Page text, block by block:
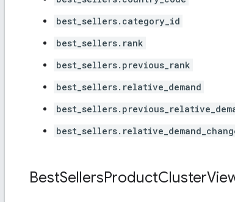
best_sellers.category_id
best_sellers.rank
best_sellers.previous_rank
best_sellers.relative_demand
BestSellersProductCluster